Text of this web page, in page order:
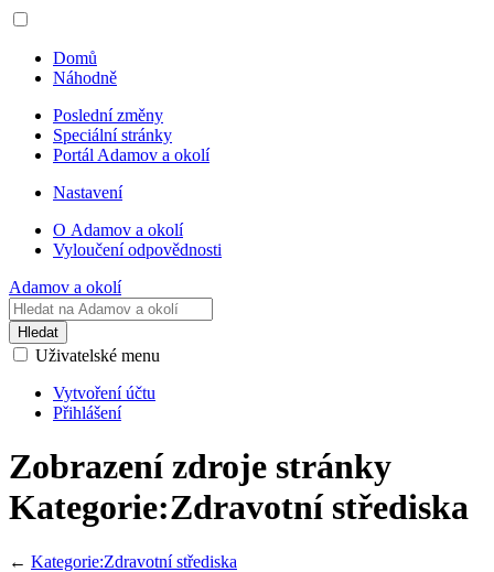
Domů
Náhodně
Poslední změny
Speciální stránky
Portál Adamov a okolí
Nastavení
O Adamov a okolí
Vyloučení odpovědnosti
Adamov a okolí
Hledat
Uživatelské menu
Vytvoření účtu
Přihlášení
Zobrazení zdroje stránky
Kategorie:Zdravotní střediska
← Kategorie:Zdravotní střediska